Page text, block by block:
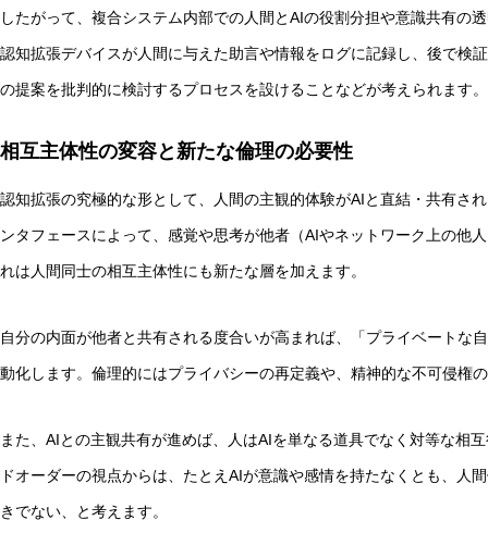
したがって、複合システム内部での人間とAIの役割分担や意識共有の
認知拡張デバイスが人間に与えた助言や情報をログに記録し、後で検
の提案を批判的に検討するプロセスを設けることなどが考えられます。
相互主体性の変容と新たな倫理の必要性
認知拡張の究極的な形として、人間の主観的体験がAIと直結・共有さ
ンタフェースによって、感覚や思考が他者（AIやネットワーク上の他
れは人間同士の相互主体性にも新たな層を加えます。
自分の内面が他者と共有される度合いが高まれば、「プライベートな
動化します。倫理的にはプライバシーの再定義や、精神的な不可侵権
また、AIとの主観共有が進めば、人はAIを単なる道具でなく対等な相
ドオーダーの視点からは、たとえAIが意識や感情を持たなくとも、人
きでない、と考えます。